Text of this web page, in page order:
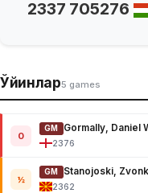
2337 705276
Ўйинлар5 games
0
GM
Gormally, Daniel
2376
½
GM
Stanojoski,
2362